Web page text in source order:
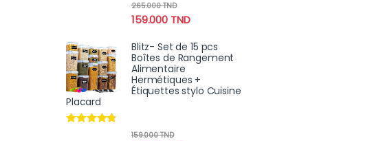
159.000 TND
265.000TND
Blitz- Set de 15 pcs
Boîtes de Rangement
Alimentaire
Hermétiques +
Étiquettes stylo Cuisine
Placard
159.000TND